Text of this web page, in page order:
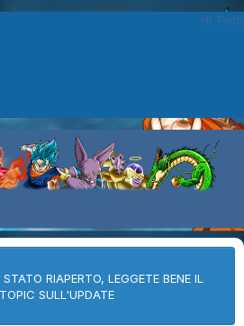
Hi Tech
RIAPERTO, LEGGETE BENE IL
TOPIC SULL'UPDATE